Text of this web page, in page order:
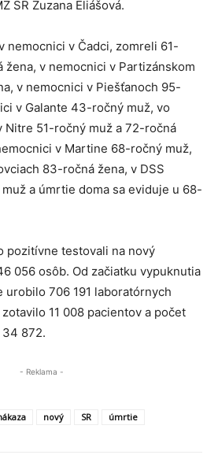
SR Zuzana Eliášová.
nemocnici v Čadci, zomreli 61-
žena, v nemocnici v Partizánskom
v nemocnici v Piešťanoch 95-
v Galante 43-ročný muž, vo
Nitre 51-ročný muž a 72-ročná
v Martine 68-ročný muž,
83-ročná žena, v DSS
a úmrtie doma sa eviduje u 68-
pozitívne testovali na nový
056 osôb. Od začiatku vypuknutia
urobilo 706 191 laboratórnych
11 008 pacientov a počet
872.
- Reklama -
nový SR úmrtie